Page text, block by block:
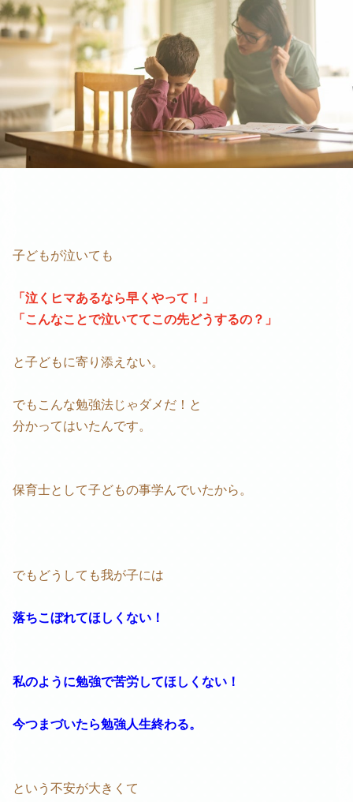
子どもが泣いても
「泣くヒマあるなら早くやって！」
「こんなことで泣いててこの先どうするの？」
と子どもに寄り添えない。
でもこんな勉強法じゃダメだ！と
分かってはいたんです。
保育士として子どもの事学んでいたから。
でもどうしても我が子には
落ちこぼれてほしくない！
私のように勉強で苦労してほしくない！
今つまづいたら勉強人生終わる。
という不安が大きくて